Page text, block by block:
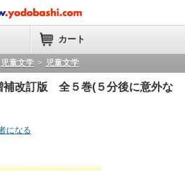
カート
児童文学 > 児童文学
改訂版 全５巻(５分後に意外な
になる